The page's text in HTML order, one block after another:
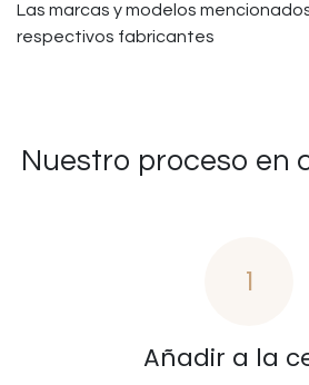
Las marcas y modelos
respectivos fabricantes
Nuestro proceso en
1
Añadir a la